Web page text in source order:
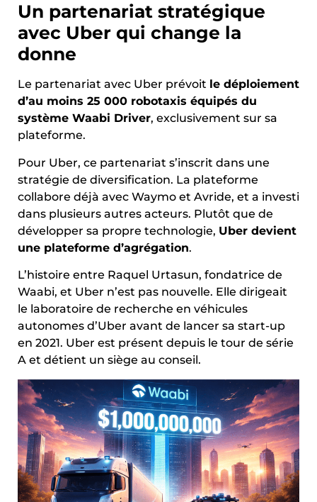
Un partenariat stratégique
avec Uber qui change la
donne
Le partenariat avec Uber prévoit le déploiement
d’au moins 25 000 robotaxis équipés du
système Waabi Driver, exclusivement sur sa
plateforme.
Pour Uber, ce partenariat s’inscrit dans une
stratégie de diversification. La plateforme
collabore déjà avec Waymo et Avride, et a investi
dans plusieurs autres acteurs. Plutôt que de
développer sa propre technologie, Uber devient
une plateforme d’agrégation.
L’histoire entre Raquel Urtasun, fondatrice de
Waabi, et Uber n’est pas nouvelle. Elle dirigeait
le laboratoire de recherche en véhicules
autonomes d’Uber avant de lancer sa start-up
en 2021. Uber est présent depuis le tour de série
A et détient un siège au conseil.